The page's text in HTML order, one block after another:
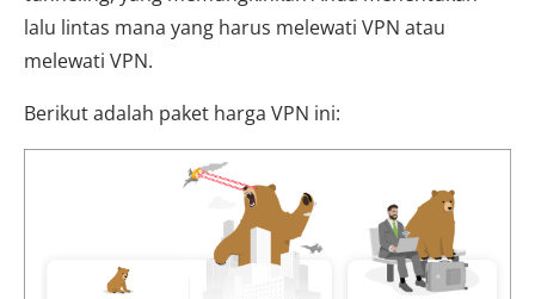
lalu lintas mana yang harus melewati VPN atau
melewati VPN.
Berikut adalah paket harga VPN ini: